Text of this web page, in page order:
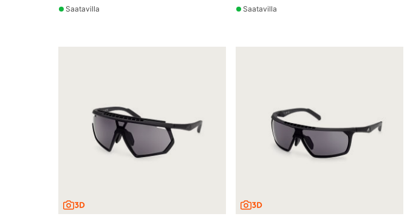
Saatavilla Saatavilla